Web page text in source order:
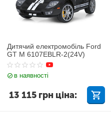
Дитячий електромобіль Ford
GT M 6107EBLR-2(24V)
в наявності
13 115 грн ціна: